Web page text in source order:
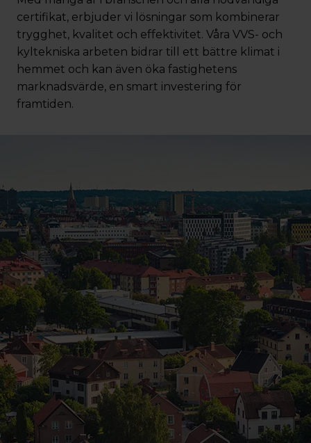
certifikat, erbjuder vi lösningar som kombinerar
trygghet, kvalitet och effektivitet. Våra VVS- och
kyltekniska arbeten bidrar till ett bättre klimat i
hemmet och kan även öka fastighetens
marknadsvärde, en smart investering för
framtiden.